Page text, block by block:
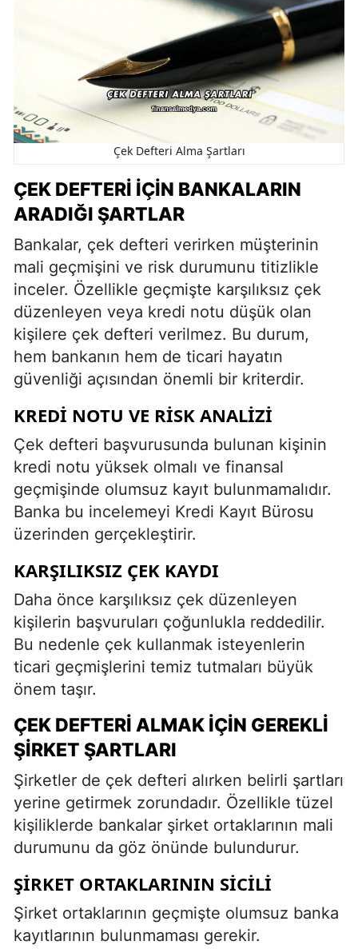
Çek Defteri Alma Şartları
ÇEK DEFTERI İÇIN BANKALARIN
ARADIĞI ŞARTLAR
Bankalar, çek defteri verirken müşterinin
mali geçmişini ve risk durumunu titizlikle
inceler. Özellikle geçmişte karşılıksız çek
düzenleyen veya kredi notu düşük olan
kişilere çek defteri verilmez. Bu durum,
hem bankanın hem de ticari hayatın
güvenliği açısından önemli bir kriterdir.
KREDI NOTU VE RISK ANALIZI
Çek defteri başvurusunda bulunan kişinin
kredi notu yüksek olmalı ve finansal
geçmişinde olumsuz kayıt bulunmamalıdır.
Banka bu incelemeyi Kredi Kayıt Bürosu
üzerinden gerçekleştirir.
KARŞILIKSIZ ÇEK KAYDI
Daha önce karşılıksız çek düzenleyen
kişilerin başvuruları çoğunlukla reddedilir.
Bu nedenle çek kullanmak isteyenlerin
ticari geçmişlerini temiz tutmaları büyük
önem taşır.
ÇEK DEFTERI ALMAK İÇIN GEREKLI
ŞIRKET ŞARTLARI
Şirketler de çek defteri alırken belirli şartları
yerine getirmek zorundadır. Özellikle tüzel
kişiliklerde bankalar şirket ortaklarının mali
durumunu da göz önünde bulundurur.
ŞIRKET ORTAKLARININ SICILI
Şirket ortaklarının geçmişte olumsuz banka
kayıtlarının bulunmaması gerekir.